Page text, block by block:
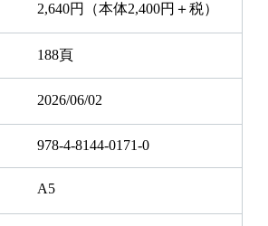
2,640円（本体2,400円＋税）
188頁
2026/06/02
978-4-8144-0171-0
A5